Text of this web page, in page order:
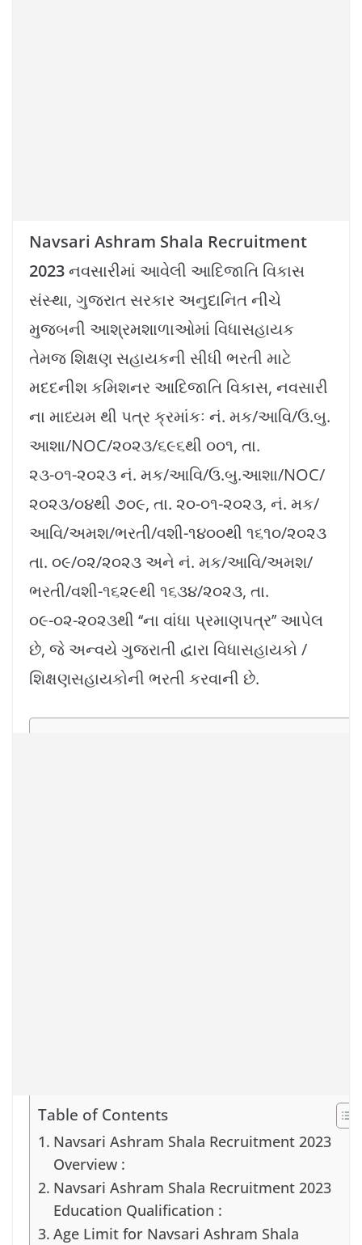
Navsari Ashram Shala Recruitment
2023નવસારીમાં આવેલી આદિજાતિ વિકાસ
સંસ્થા, ગુજરાત સરકાર અનુદાનિત નીચે
મુજબની આશ્રમશાળાઓમાં વિધાસહાયક
તેમજ શિક્ષણ સહાયકની સીધી ભરતી માટે
મદદનીશ કમિશનર આદિજાતિ વિકાસ, નવસારી
ના માધ્યમ થી પત્ર ક્રમાંકઃ નં. મક/આવિ/ઉ.બુ.
આશા/NOC/૨૦૨૩/૬૯૬થી ૦૦૧, તા.
૨૩-૦૧-૨૦૨૩ નં. મક/આવિ/ઉ.બુ.આશા/NOC/
૨૦૨૩/૦૪થી ૭૦૯, તા. ૨૦-૦૧-૨૦૨૩, નં. મક/
આવિ/અમશ/ભરતી/વશી-૧૪૦૦થી ૧૬૧૦/૨૦૨૩
તા. ૦૯/૦૨/૨૦૨૩ અને નં. મક/આવિ/અમશ/
ભરતી/વશી-૧૬૨૯થી ૧૬૩૪/૨૦૨૩, તા.
૦૯-૦૨-૨૦૨૩થી ‘‘ના વાંધા પ્રમાણપત્ર’’ આપેલ
છે, જે અન્વયે ગુજરાતી દ્વારા વિધાસહાયકો /
શિક્ષણસહાયકોની ભરતી કરવાની છે.
Table of Contents
Navsari Ashram Shala Recruitment 2023
Overview :
Navsari Ashram Shala Recruitment 2023
Education Qualification :
Age Limit for Navsari Ashram Shala